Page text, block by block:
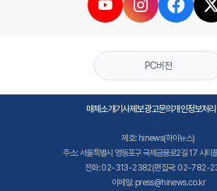
PC버전
매체소개기사제보광고문의개인정보처
제호: hinews(하이뉴스)
주소: 서울특별시 영등포구 국제금융로2길 17 시티
전화: 02-313-2382(편집국: 02-782-
이메일: press@hinews.co.kr